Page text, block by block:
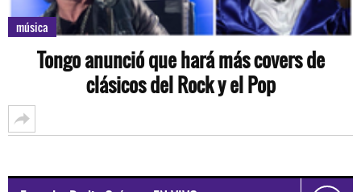
música
Tongo anunció que hará más covers de
clásicos del Rock y el Pop